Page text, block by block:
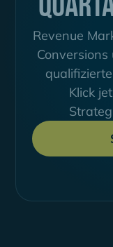
Revenue
Klick